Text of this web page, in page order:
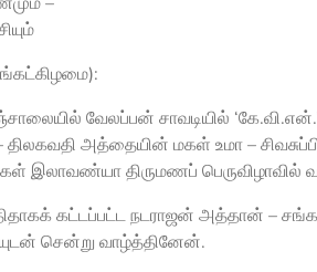
வேலப்பன் சாவடியில்
திலகவதி அத்தையின் மகள் உமா –
இலாவண்யா திருமணப்
கட்டப்பட்ட நடராஜன் அத்தான் –
சென்று வாழ்த்தினேன்.